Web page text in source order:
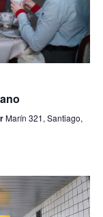
Marín 321, Santiago,